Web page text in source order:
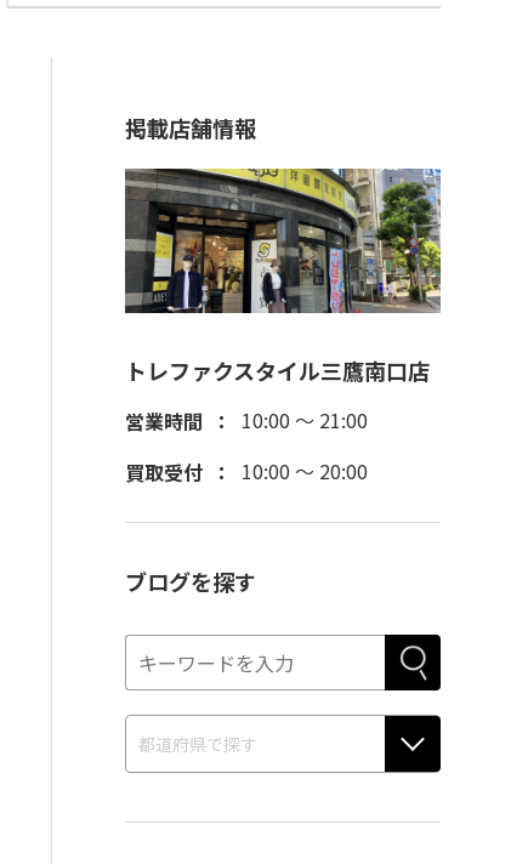
掲載店舗情報
トレファクスタイル三鷹南口店
営業時間
10:00 ～ 21:00
買取受付
10:00 ～ 20:00
ブログを探す